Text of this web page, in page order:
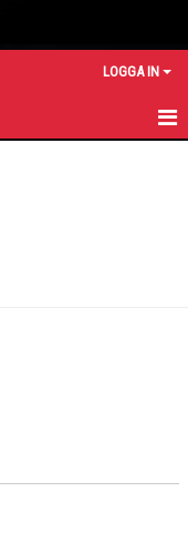
LOGGA IN